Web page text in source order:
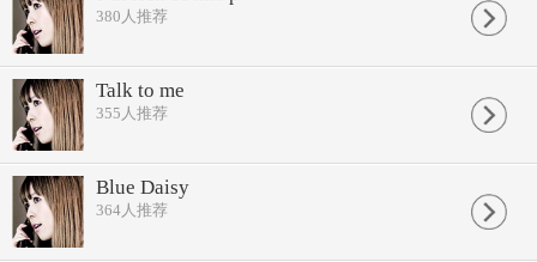
380 人推荐
Talk to me
355 人推荐
Blue Daisy
364人推荐